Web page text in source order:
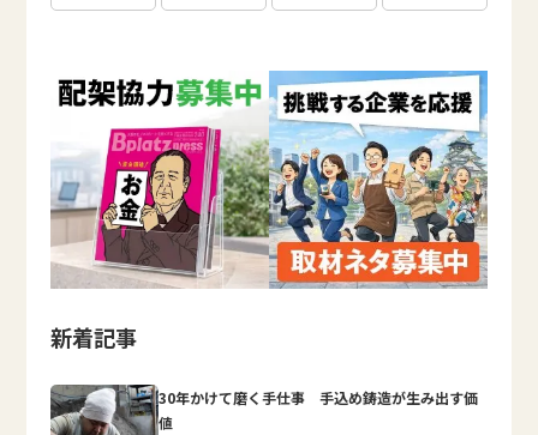
新着記事
30年かけて磨く手仕事 手込め鋳造が生み出す価
値